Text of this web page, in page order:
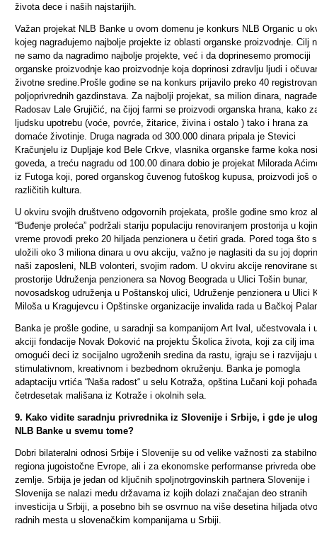
života dece i naših najstarijih.
Važan projekat NLB Banke u ovom domenu je konkurs NLB Organic u
kojeg nagrađujemo najbolje projekte iz oblasti organske proizvodnje. Cilj
ne samo da nagradimo najbolje projekte, već i da doprinesemo promociji
organske proizvodnje kao proizvodnje koja doprinosi zdravlju ljudi i
životne sredine.Prošle godine se na konkurs prijavilo preko 40
poljoprivrednih gazdinstava. Za najbolji projekat, sa milion dinara,
Radosav Lale Grujičić, na čijoj farmi se proizvodi organska hrana, kako
ljudsku upotrebu (voće, povrće, žitarice, živina i ostalo ) tako i hrana za
domaće životinje. Druga nagrada od 300.000 dinara pripala je Stevici
Kračunjelu iz Dupljaje kod Bele Crkve, vlasnika organske farme koka
goveda, a treću nagradu od 100.00 dinara dobio je projekat Milorada
iz Futoga koji, pored organskog čuvenog futoškog kupusa, proizvodi još
različitih kultura.
U okviru svojih društveno odgovornih projekata, prošle godine smo kroz
“Buđenje proleća” podržali stariju populaciju renoviranjem prostorija u
vreme provodi preko 20 hiljada penzionera u četiri grada. Pored toga što
uložili oko 3 miliona dinara u ovu akciju, važno je naglasiti da su joj
naši zaposleni, NLB volonteri, svojim radom. U okviru akcije renovirane
prostorije Udruženja penzionera sa Novog Beograda u Ulici Tošin bunar,
novosadskog udruženja u Poštanskoj ulici, Udruženje penzionera u Ulici
Miloša u Kragujevcu i Opštinske organizacije invalida rada u Bačkoj
Banka je prošle godine, u saradnji sa kompanijom Art Ival, učestvovala i
akciji fondacije Novak Đoković na projektu Školica života, koji za cilj ima
omogući deci iz socijalno ugroženih sredina da rastu, igraju se i razvijaju
stimulativnom, kreativnom i bezbednom okruženju. Banka je pomogla
adaptaciju vrtića “Naša radost“ u selu Kotraža, opština Lučani koji pohađa
četrdesetak mališana iz Kotraže i okolnih sela.
9. Kako vidite saradnju privrednika iz Slovenije i Srbije, i gde je
NLB Banke u svemu tome?
Dobri bilateralni odnosi Srbije i Slovenije su od velike važnosti za
regiona jugoistočne Evrope, ali i za ekonomske performanse privreda obe
zemlje. Srbija je jedan od ključnih spoljnotrgovinskih partnera Slovenije i
Slovenija se nalazi među državama iz kojih dolazi značajan deo stranih
investicija u Srbiji, a posebno bih se osvrnuo na više desetina hiljada
radnih mesta u slovenačkim kompanijama u Srbiji.